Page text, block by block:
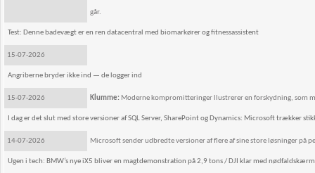
går.
Test: Denne badevægt er en ren datacentral med biomarkører og fitnessassistent
15-07-2026
Angriberne bryder ikke ind — de logger ind
15-07-2026 Klumme: Moderne kompromitteringer llustrerer en forskydning, som
I dag er det slut med store versioner af SQL Server, SharePoint og Dynamics: Microsoft trækker
14-07-2026 Microsoft sender udbredte versioner af flere af sine store løsninger på
Ugen i tech: BMW’s nye iX5 bliver en magtdemonstration på 2,9 tons / DJI klar med